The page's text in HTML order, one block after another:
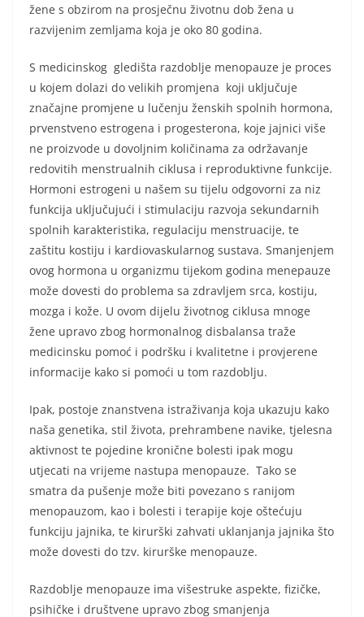
žene s obzirom na prosječnu životnu dob žena u
razvijenim zemljama koja je oko 80 godina.
S medicinskog gledišta razdoblje menopauze je proces
u kojem dolazi do velikih promjena koji uključuje
značajne promjene u lučenju ženskih spolnih hormona,
prvenstveno estrogena i progesterona, koje jajnici više
ne proizvode u dovoljnim količinama za održavanje
redovitih menstrualnih ciklusa i reproduktivne funkcije.
Hormoni estrogeni u našem su tijelu odgovorni za niz
funkcija uključujući i stimulaciju razvoja sekundarnih
spolnih karakteristika, regulaciju menstruacije, te
zaštitu kostiju i kardiovaskularnog sustava. Smanjenjem
ovog hormona u organizmu tijekom godina menepauze
može dovesti do problema sa zdravljem srca, kostiju,
mozga i kože. U ovom dijelu životnog ciklusa mnoge
žene upravo zbog hormonalnog disbalansa traže
medicinsku pomoć i podršku i kvalitetne i provjerene
informacije kako si pomoći u tom razdoblju.
Ipak, postoje znanstvena istraživanja koja ukazuju kako
naša genetika, stil života, prehrambene navike, tjelesna
aktivnost te pojedine kronične bolesti ipak mogu
utjecati na vrijeme nastupa menopauze. Tako se
smatra da pušenje može biti povezano s ranijom
menopauzom, kao i bolesti i terapije koje oštećuju
funkciju jajnika, te kirurški zahvati uklanjanja jajnika što
može dovesti do tzv. kirurške menopauze.
Razdoblje menopauze ima višestruke aspekte, fizičke,
psihičke i društvene upravo zbog smanjenja